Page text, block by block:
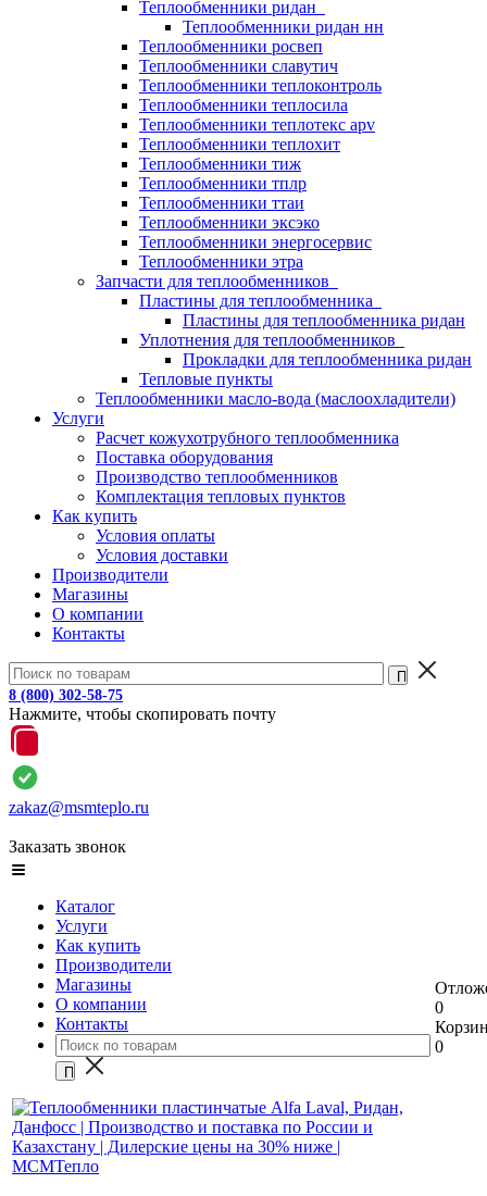
Теплообменники ридан
Теплообменники ридан нн
Теплообменники росвеп
Теплообменники славутич
Теплообменники теплоконтроль
Теплообменники теплосила
Теплообменники теплотекс apv
Теплообменники теплохит
Теплообменники тиж
Теплообменники тплр
Теплообменники ттаи
Теплообменники эксэко
Теплообменники энергосервис
Теплообменники этра
Запчасти для теплообменников
Пластины для теплообменника
Пластины для теплообменника ридан
Уплотнения для теплообменников
Прокладки для теплообменника ридан
Тепловые пункты
Теплообменники масло-вода (маслоохладители)
Услуги
Расчет кожухотрубного теплообменника
Поставка оборудования
Производство теплообменников
Комплектация тепловых пунктов
Как купить
Условия оплаты
Условия доставки
Производители
Магазины
О компании
Контакты
8 (800) 302-58-75
Нажмите, чтобы скопировать почту
zakaz@msmteplo.ru
Заказать звонок
Каталог
Услуги
Как купить
Производители
Магазины
О компании
Контакты
0
0